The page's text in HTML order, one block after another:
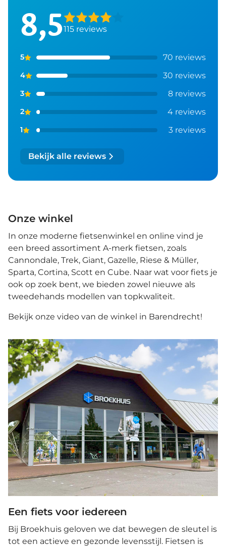
8,5115 reviews
5 70 reviews
4 30 reviews
3 8 reviews
2 4 reviews
1 3 reviews
Bekijk alle reviews
Onze winkel
In onze moderne fietsenwinkel en online vind je
een breed assortiment A-merk fietsen, zoals
Cannondale, Trek, Giant, Gazelle, Riese & Müller,
Sparta, Cortina, Scott en Cube. Naar wat voor fiets je
ook op zoek bent, we bieden zowel nieuwe als
tweedehands modellen van topkwaliteit.
Bekijk onze video van de winkel in Barendrecht!
Een fiets voor iedereen
Bij Broekhuis geloven we dat bewegen de sleutel is
tot een actieve en gezonde levensstijl. Fietsen is